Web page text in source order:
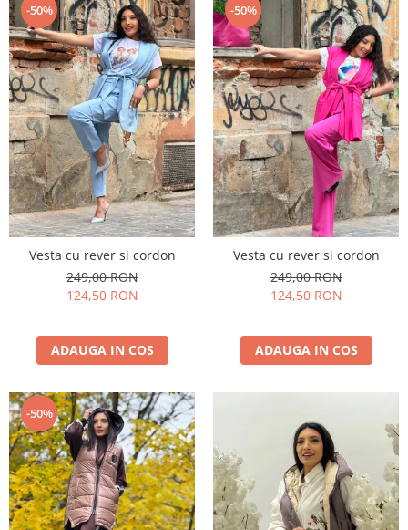
-50%
Vesta cu rever si cordon
249,00 RON
124,50 RON
ADAUGA IN COS
-50%
Vesta cu rever si cordon
249,00 RON
124,50 RON
ADAUGA IN COS
-50%